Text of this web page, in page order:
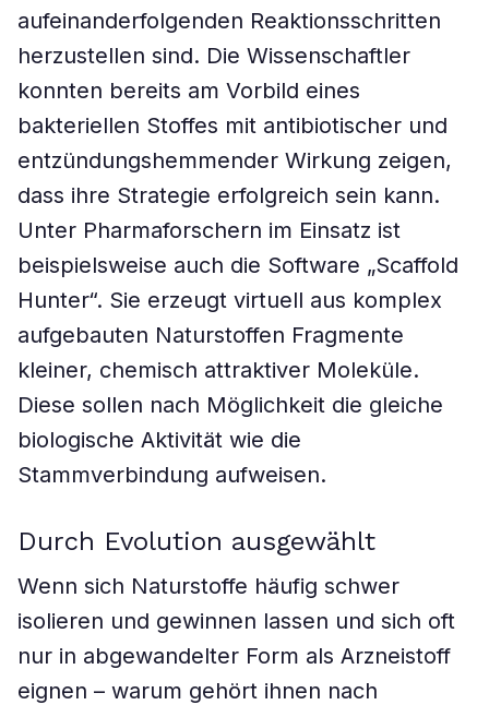
aufeinanderfolgenden Reaktionsschritten
herzustellen sind. Die Wissenschaftler
konnten bereits am Vorbild eines
bakteriellen Stoffes mit antibiotischer und
entzündungshemmender Wirkung zeigen,
dass ihre Strategie erfolgreich sein kann.
Unter Pharmaforschern im Einsatz ist
beispielsweise auch die Software „Scaffold
Hunter“. Sie erzeugt virtuell aus komplex
aufgebauten Naturstoffen Fragmente
kleiner, chemisch attraktiver Moleküle.
Diese sollen nach Möglichkeit die gleiche
biologische Aktivität wie die
Stammverbindung aufweisen.
Durch Evolution ausgewählt
Wenn sich Naturstoffe häufig schwer
isolieren und gewinnen lassen und sich oft
nur in abgewandelter Form als Arzneistoff
eignen – warum gehört ihnen nach